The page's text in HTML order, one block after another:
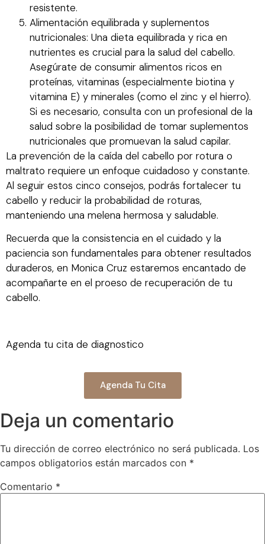
resistente.
Alimentación equilibrada y suplementos
nutricionales: Una dieta equilibrada y rica en
nutrientes es crucial para la salud del cabello.
Asegúrate de consumir alimentos ricos en
proteínas, vitaminas (especialmente biotina y
vitamina E) y minerales (como el zinc y el hierro).
Si es necesario, consulta con un profesional de la
salud sobre la posibilidad de tomar suplementos
nutricionales que promuevan la salud capilar.
La prevención de la caída del cabello por rotura o
maltrato requiere un enfoque cuidadoso y constante.
Al seguir estos cinco consejos, podrás fortalecer tu
cabello y reducir la probabilidad de roturas,
manteniendo una melena hermosa y saludable.
Recuerda que la consistencia en el cuidado y la
paciencia son fundamentales para obtener resultados
duraderos, en Monica Cruz estaremos encantado de
acompañarte en el proeso de recuperación de tu
cabello.
Agenda tu cita de diagnostico
Agenda Tu Cita
Deja un comentario
Tu dirección de correo electrónico no será publicada. Los
campos obligatorios están marcados con *
Comentario *